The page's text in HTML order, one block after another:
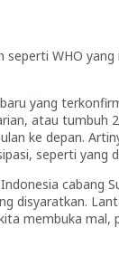
WHO
yang
atau
ke depan.
seperti yang
cabang
disyaratkan.
membuka